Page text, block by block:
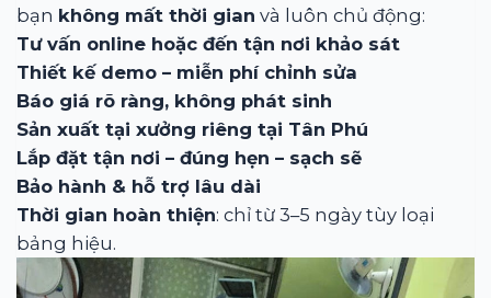
bạn không mất thời gian và luôn chủ động:
Tư vấn online hoặc đến tận nơi khảo sát
Thiết kế demo – miễn phí chỉnh sửa
Báo giá rõ ràng, không phát sinh
Sản xuất tại xưởng riêng tại Tân Phú
Lắp đặt tận nơi – đúng hẹn – sạch sẽ
Bảo hành & hỗ trợ lâu dài
Thời gian hoàn thiện: chỉ từ 3–5 ngày tùy loại
bảng hiệu.